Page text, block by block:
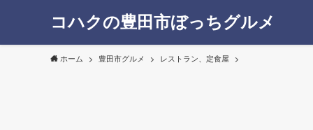
コハクの豊田市ぼっちグルメ
ホーム 豊田市グルメ レストラン、定食屋